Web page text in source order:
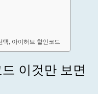
택, 아이허브 할인코드
이것만 보면